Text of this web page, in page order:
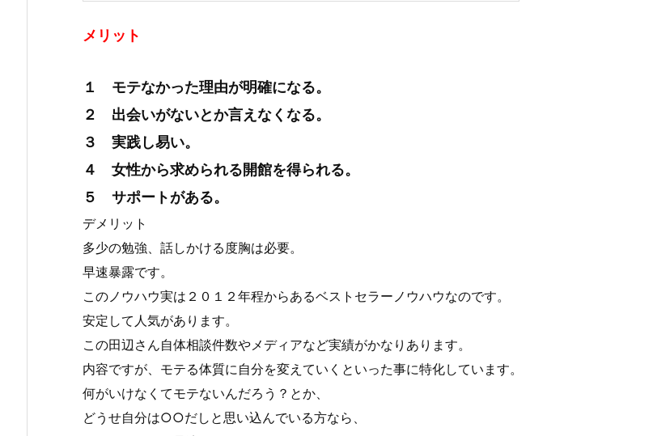
メリット
１ モテなかった理由が明確になる。
２ 出会いがないとか言えなくなる。
３ 実践し易い。
４ 女性から求められる開館を得られる。
５ サポートがある。
デメリット
多少の勉強、話しかける度胸は必要。
早速暴露です。
このノウハウ実は２０１２年程からあるベストセラーノウハウなのです。
安定して人気があります。
この田辺さん自体相談件数やメディアなど実績がかなりあります。
内容ですが、モテる体質に自分を変えていくといった事に特化しています。
何がいけなくてモテないんだろう？とか、
どうせ自分は○○だしと思い込んでいる方なら、